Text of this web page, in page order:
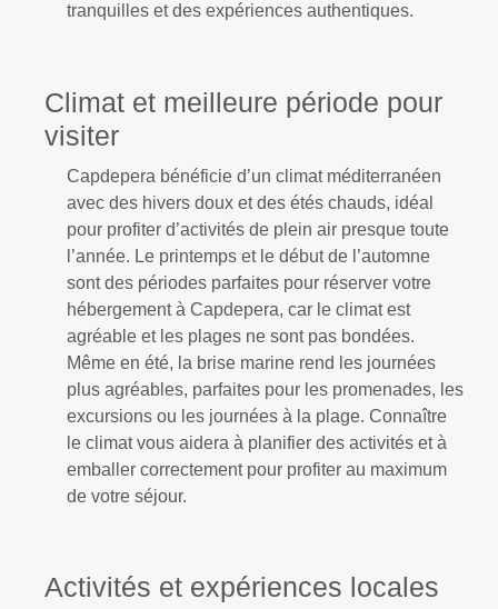
tranquilles et des expériences authentiques.
Climat et meilleure période pour
visiter
Capdepera bénéficie d’un climat méditerranéen
avec des hivers doux et des étés chauds, idéal
pour profiter d’activités de plein air presque toute
l’année. Le printemps et le début de l’automne
sont des périodes parfaites pour réserver votre
hébergement à Capdepera, car le climat est
agréable et les plages ne sont pas bondées.
Même en été, la brise marine rend les journées
plus agréables, parfaites pour les promenades, les
excursions ou les journées à la plage. Connaître
le climat vous aidera à planifier des activités et à
emballer correctement pour profiter au maximum
de votre séjour.
Activités et expériences locales